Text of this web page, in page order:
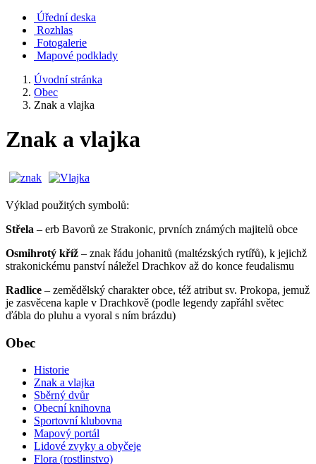
Úřední deska
Rozhlas
Fotogalerie
Mapové podklady
Úvodní stránka
Obec
Znak a vlajka
Znak a vlajka
Výklad použitých symbolů:
Střela – erb Bavorů ze Strakonic, prvních známých majitelů obce
Osmihrotý kříž – znak řádu johanitů (maltézských rytířů), k jejichž
strakonickému panství náležel Drachkov až do konce feudalismu
Radlice – zemědělský charakter obce, též atribut sv. Prokopa, jemuž
je zasvěcena kaple v Drachkově (podle legendy zapřáhl světec
ďábla do pluhu a vyoral s ním brázdu)
Obec
Historie
Znak a vlajka
Sběrný dvůr
Obecní knihovna
Sportovní klubovna
Mapový portál
Lidové zvyky a obyčeje
Flora (rostlinstvo)